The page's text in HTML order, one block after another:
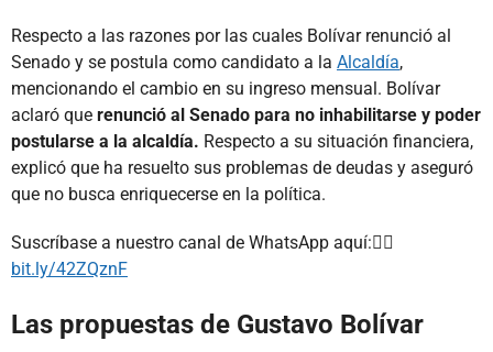
Respecto a las razones por las cuales Bolívar renunció al
Senado y se postula como candidato a la Alcaldía,
mencionando el cambio en su ingreso mensual. Bolívar
aclaró que renunció al Senado para no inhabilitarse y poder
postularse a la alcaldía. Respecto a su situación financiera,
explicó que ha resuelto sus problemas de deudas y aseguró
que no busca enriquecerse en la política.
Suscríbase a nuestro canal de WhatsApp aquí:👉🏻
bit.ly/42ZQznF
Las propuestas de Gustavo Bolívar